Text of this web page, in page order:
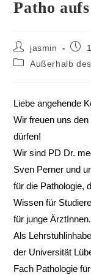
Patho
jasmin
Außerhalb
Liebe angehende
Wir freuen uns
dürfen!
Wir sind PD Dr.
Sven Perner und
für die Pathologie,
Wissen für
für junge ÄrztInnen.
Als
der Universität
Fach Pathologie